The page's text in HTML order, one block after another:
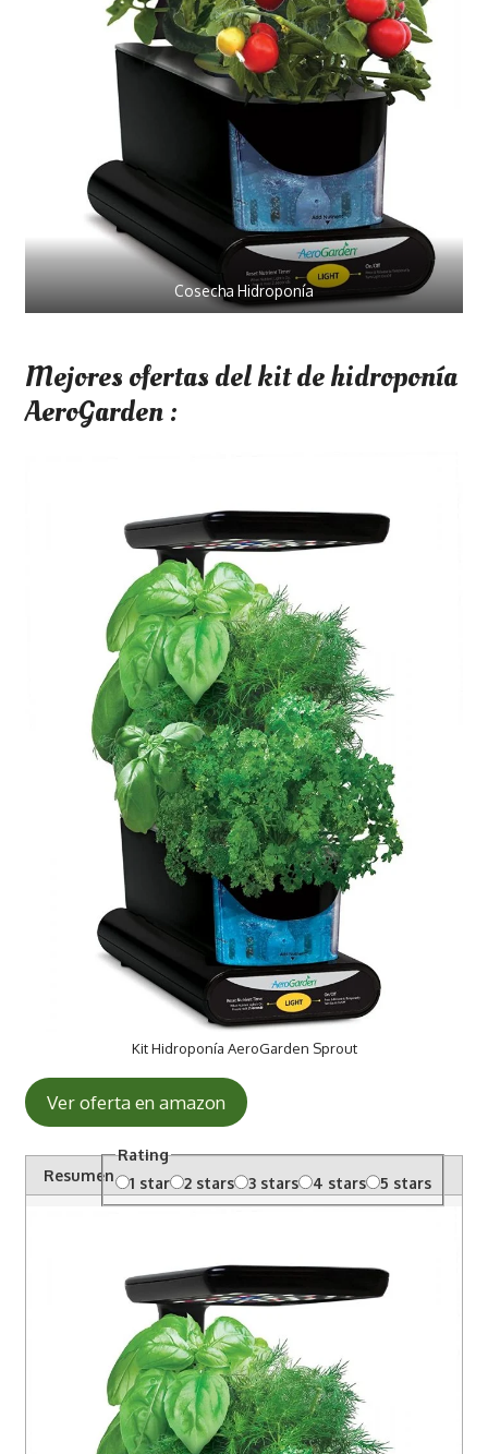
Cosecha Hidroponía
Mejores ofertas del kit de hidroponía
AeroGarden :
Kit Hidroponía AeroGarden Sprout
Ver oferta en amazon
Resumen
Rating
1 star
2 stars 3 stars 4 stars 5 stars